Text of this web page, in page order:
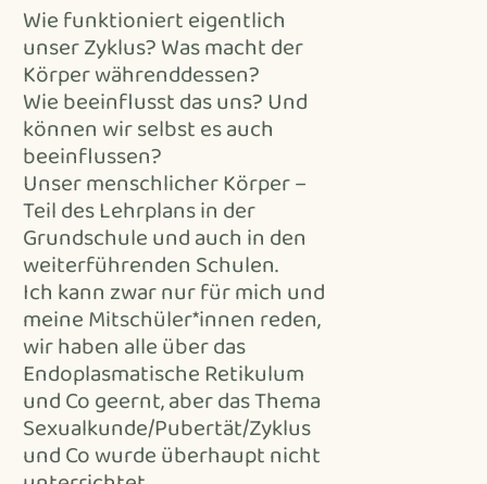
Wie funktioniert eigentlich
unser Zyklus? Was macht der
Körper währenddessen?
Wie beeinflusst das uns? Und
können wir selbst es auch
beeinflussen?
Unser menschlicher Körper –
Teil des Lehrplans in der
Grundschule und auch in den
weiterführenden Schulen.
Ich kann zwar nur für mich und
meine Mitschüler*innen reden,
wir haben alle über das
Endoplasmatische Retikulum
und Co geernt, aber das Thema
Sexualkunde/Pubertät/Zyklus
und Co wurde überhaupt nicht